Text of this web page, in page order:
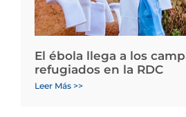
El ébola llega a los
refugiados en la RDC
Leer Más >>